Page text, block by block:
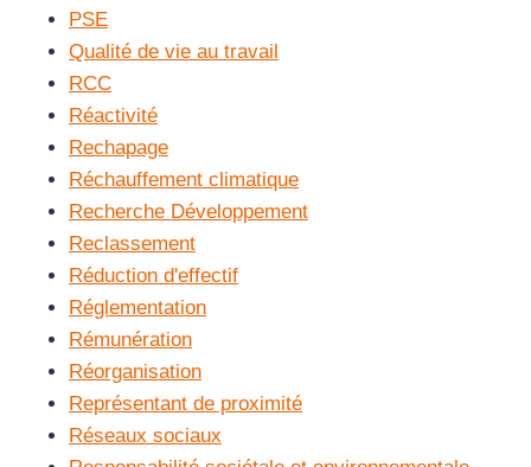
PSE
Qualité de vie au travail
RCC
Réactivité
Rechapage
Réchauffement climatique
Recherche Développement
Reclassement
Réduction d'effectif
Réglementation
Rémunération
Réorganisation
Représentant de proximité
Réseaux sociaux